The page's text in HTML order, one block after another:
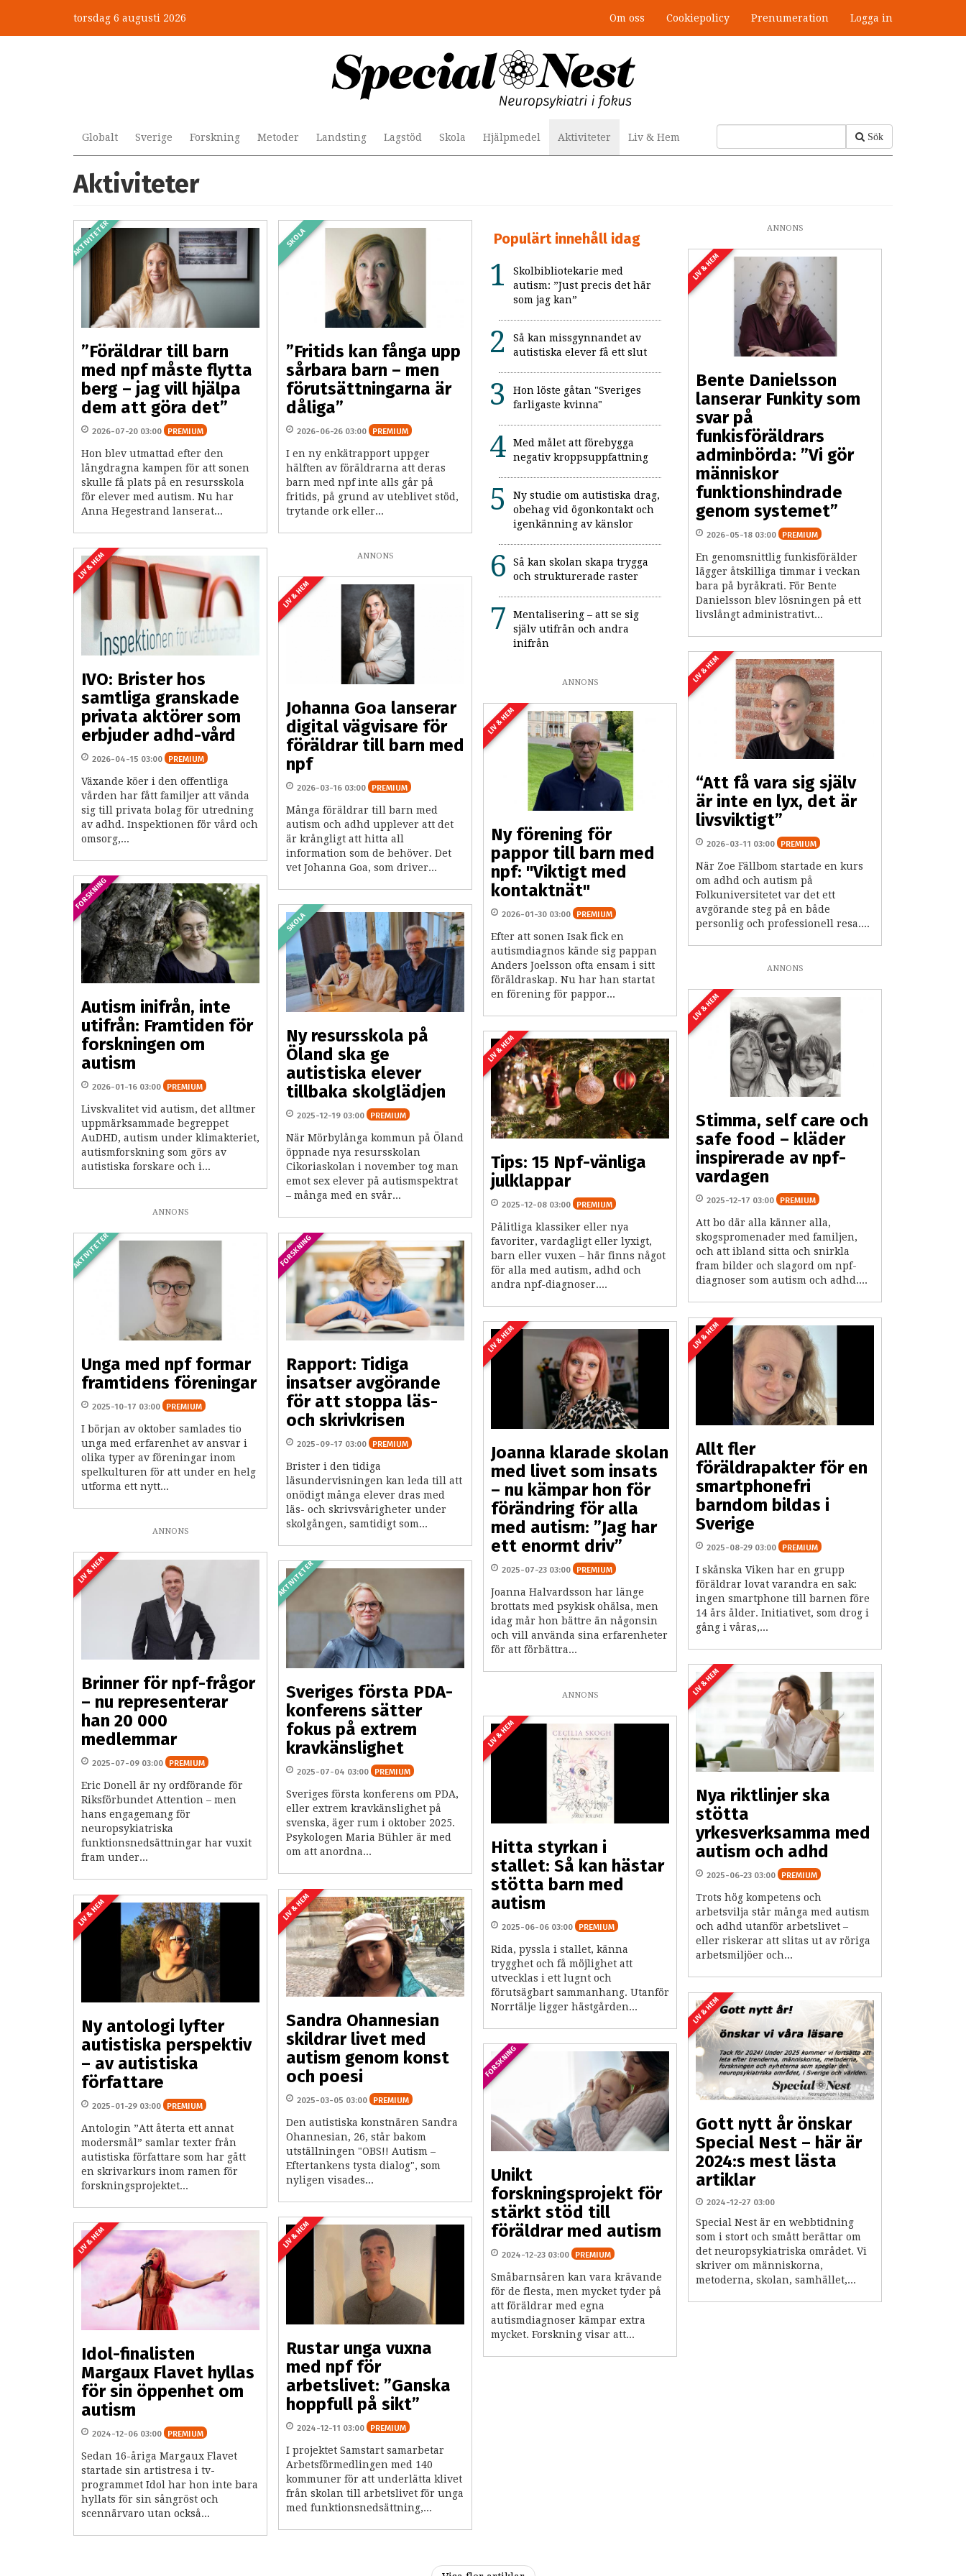
huvudinnehåll
torsdag 6 augusti 2026 Om oss Cookiepolicy Prenumeration Logga in
Sök
Globalt Sverige Forskning Metoder Landsting Lagstöd Skola Hjälpmedel Aktiviteter Liv & Hem
Aktiviteter
AKTIVITETER
”Föräldrar till barn
med npf måste flytta
berg – jag vill hjälpa
dem att göra det”
2026-07-20 03:00 PREMIUM
Hon blev utmattad efter den
långdragna kampen för att sonen
skulle få plats på en resursskola
för elever med autism. Nu har
Anna Hegestrand lanserat...
SKOLA
”Fritids kan fånga upp
sårbara barn – men
förutsättningarna är
dåliga”
2026-06-26 03:00 PREMIUM
I en ny enkätrapport uppger
hälften av föräldrarna att deras
barn med npf inte alls går på
fritids, på grund av uteblivet stöd,
trytande ork eller...
Populärt innehåll idag
Skolbibliotekarie med
autism: ”Just precis det här
som jag kan”
Så kan missgynnandet av
autistiska elever få ett slut
Hon löste gåtan "Sveriges
farligaste kvinna"
Med målet att förebygga
negativ kroppsuppfattning
Ny studie om autistiska drag,
obehag vid ögonkontakt och
igenkänning av känslor
Så kan skolan skapa trygga
och strukturerade raster
Mentalisering – att se sig
själv utifrån och andra
inifrån
ANNONS
LIV & HEM
Bente Danielsson
lanserar Funkity som
svar på
funkisföräldrars
adminbörda: ”Vi gör
människor
funktionshindrade
genom systemet”
2026-05-18 03:00 PREMIUM
En genomsnittlig funkisförälder
lägger åtskilliga timmar i veckan
bara på byråkrati. För Bente
Danielsson blev lösningen på ett
livslångt administrativt...
LIV & HEM
IVO: Brister hos
samtliga granskade
privata aktörer som
erbjuder adhd-vård
2026-04-15 03:00 PREMIUM
Växande köer i den offentliga
vården har fått familjer att vända
sig till privata bolag för utredning
av adhd. Inspektionen för vård och
omsorg,...
ANNONS
LIV & HEM
Johanna Goa lanserar
digital vägvisare för
föräldrar till barn med
npf
2026-03-16 03:00 PREMIUM
Många föräldrar till barn med
autism och adhd upplever att det
är krångligt att hitta all
information som de behöver. Det
vet Johanna Goa, som driver...
LIV & HEM
“Att få vara sig själv
är inte en lyx, det är
livsviktigt”
2026-03-11 03:00 PREMIUM
När Zoe Fällbom startade en kurs
om adhd och autism på
Folkuniversitetet var det ett
avgörande steg på en både
personlig och professionell resa....
ANNONS
LIV & HEM
Ny förening för
pappor till barn med
npf: "Viktigt med
kontaktnät"
2026-01-30 03:00 PREMIUM
Efter att sonen Isak fick en
autismdiagnos kände sig pappan
Anders Joelsson ofta ensam i sitt
föräldraskap. Nu har han startat
en förening för pappor...
FORSKNING
Autism inifrån, inte
utifrån: Framtiden för
forskningen om
autism
2026-01-16 03:00 PREMIUM
Livskvalitet vid autism, det alltmer
uppmärksammade begreppet
AuDHD, autism under klimakteriet,
autismforskning som görs av
autistiska forskare och i...
SKOLA
Ny resursskola på
Öland ska ge
autistiska elever
tillbaka skolglädjen
2025-12-19 03:00 PREMIUM
När Mörbylånga kommun på Öland
öppnade nya resursskolan
Cikoriaskolan i november tog man
emot sex elever på autismspektrat
– många med en svår...
ANNONS
LIV & HEM
Stimma, self care och
safe food – kläder
inspirerade av npf-
vardagen
2025-12-17 03:00 PREMIUM
Att bo där alla känner alla,
skogspromenader med familjen,
och att ibland sitta och snirkla
fram bilder och slagord om npf-
diagnoser som autism och adhd....
LIV & HEM
Tips: 15 Npf-vänliga
julklappar
2025-12-08 03:00 PREMIUM
Pålitliga klassiker eller nya
favoriter, vardagligt eller lyxigt,
barn eller vuxen – här finns något
för alla med autism, adhd och
andra npf-diagnoser....
ANNONS
AKTIVITETER
Unga med npf formar
framtidens föreningar
2025-10-17 03:00 PREMIUM
I början av oktober samlades tio
unga med erfarenhet av ansvar i
olika typer av föreningar inom
spelkulturen för att under en helg
utforma ett nytt...
FORSKNING
Rapport: Tidiga
insatser avgörande
för att stoppa läs-
och skrivkrisen
2025-09-17 03:00 PREMIUM
Brister i den tidiga
läsundervisningen kan leda till att
onödigt många elever dras med
läs- och skrivsvårigheter under
skolgången, samtidigt som...
LIV & HEM
Allt fler
föräldrapakter för en
smartphonefri
barndom bildas i
Sverige
2025-08-29 03:00 PREMIUM
I skånska Viken har en grupp
föräldrar lovat varandra en sak:
ingen smartphone till barnen före
14 års ålder. Initiativet, som drog i
gång i våras,...
LIV & HEM
Joanna klarade skolan
med livet som insats
– nu kämpar hon för
förändring för alla
med autism: ”Jag har
ett enormt driv”
2025-07-23 03:00 PREMIUM
Joanna Halvardsson har länge
brottats med psykisk ohälsa, men
idag mår hon bättre än någonsin
och vill använda sina erfarenheter
för att förbättra...
ANNONS
LIV & HEM
Brinner för npf-frågor
– nu representerar
han 20 000
medlemmar
2025-07-09 03:00 PREMIUM
Eric Donell är ny ordförande för
Riksförbundet Attention – men
hans engagemang för
neuropsykiatriska
funktionsnedsättningar har vuxit
fram under...
AKTIVITETER
Sveriges första PDA-
konferens sätter
fokus på extrem
kravkänslighet
2025-07-04 03:00 PREMIUM
Sveriges första konferens om PDA,
eller extrem kravkänslighet på
svenska, äger rum i oktober 2025.
Psykologen Maria Bühler är med
om att anordna...
LIV & HEM
Nya riktlinjer ska
stötta
yrkesverksamma med
autism och adhd
2025-06-23 03:00 PREMIUM
Trots hög kompetens och
arbetsvilja står många med autism
och adhd utanför arbetslivet –
eller riskerar att slitas ut av röriga
arbetsmiljöer och...
ANNONS
LIV & HEM
Hitta styrkan i
stallet: Så kan hästar
stötta barn med
autism
2025-06-06 03:00 PREMIUM
Rida, pyssla i stallet, känna
trygghet och få möjlighet att
utvecklas i ett lugnt och
förutsägbart sammanhang. Utanför
Norrtälje ligger hästgården...
LIV & HEM
Sandra Ohannesian
skildrar livet med
autism genom konst
och poesi
2025-03-05 03:00 PREMIUM
Den autistiska konstnären Sandra
Ohannesian, 26, står bakom
utställningen "OBS!! Autism –
Eftertankens tysta dialog", som
nyligen visades...
LIV & HEM
Ny antologi lyfter
autistiska perspektiv
– av autistiska
författare
2025-01-29 03:00 PREMIUM
Antologin ”Att återta ett annat
modersmål” samlar texter från
autistiska författare som har gått
en skrivarkurs inom ramen för
forskningsprojektet...
LIV & HEM
Gott nytt år önskar
Special Nest – här är
2024:s mest lästa
artiklar
2024-12-27 03:00
Special Nest är en webbtidning
som i stort och smått berättar om
det neuropsykiatriska området. Vi
skriver om människorna,
metoderna, skolan, samhället,...
FORSKNING
Unikt
forskningsprojekt för
stärkt stöd till
föräldrar med autism
2024-12-23 03:00 PREMIUM
Småbarnsåren kan vara krävande
för de flesta, men mycket tyder på
att föräldrar med egna
autismdiagnoser kämpar extra
mycket. Forskning visar att...
LIV & HEM
Rustar unga vuxna
med npf för
arbetslivet: ”Ganska
hoppfull på sikt”
2024-12-11 03:00 PREMIUM
I projektet Samstart samarbetar
Arbetsförmedlingen med 140
kommuner för att underlätta klivet
från skolan till arbetslivet för unga
med funktionsnedsättning,...
LIV & HEM
Idol-finalisten
Margaux Flavet hyllas
för sin öppenhet om
autism
2024-12-06 03:00 PREMIUM
Sedan 16-åriga Margaux Flavet
startade sin artistresa i tv-
programmet Idol har hon inte bara
hyllats för sin sångröst och
scennärvaro utan också...